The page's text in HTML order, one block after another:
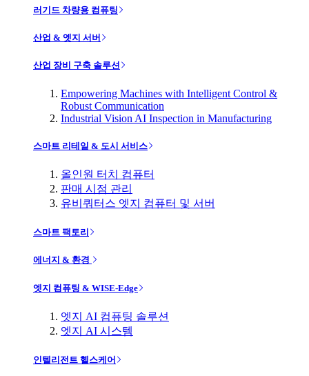
러기드 차량용 컴퓨팅
산업 & 엣지 서버
산업 장비 구축 솔루션
Empowering Machines with Intelligent Control &
Robust Communication
Industrial Vision AI Inspection in Manufacturing
스마트 리테일 & 도시 서비스
올인원 터치 컴퓨터
판매 시점 관리
유비쿼터스 엣지 컴퓨터 및 서버
스마트 팩토리
에너지 & 환경
엣지 컴퓨팅 & WISE-Edge
엣지 AI 컴퓨팅 솔루션
엣지 AI 시스템
인텔리전트 헬스케어